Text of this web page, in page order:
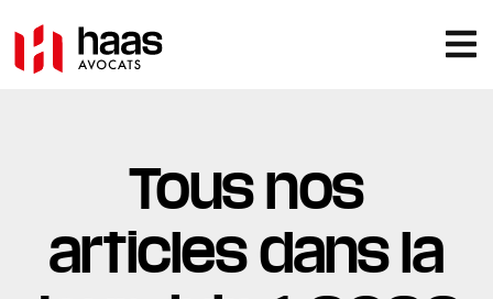
Tous nos
articles dans la